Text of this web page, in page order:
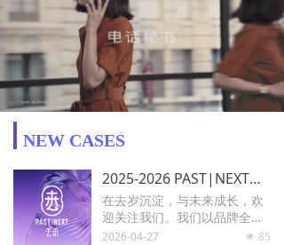
NEW CASES
2025-2026 PAST|NEXT® 去来传播 花开正好——年度案例大赏
在去岁沉淀，与未来成长，欢
迎关注我们。我们以品牌全案
咨询为内核，咨询纵深处扎넶 85
2026-04-27